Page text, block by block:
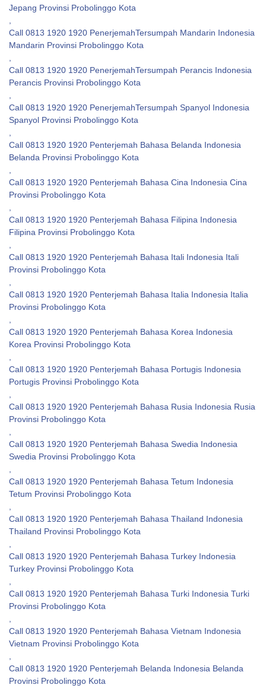
Jepang Provinsi Probolinggo Kota
,
Call 0813 1920 1920 PenerjemahTersumpah Mandarin Indonesia
Mandarin Provinsi Probolinggo Kota
,
Call 0813 1920 1920 PenerjemahTersumpah Perancis Indonesia
Perancis Provinsi Probolinggo Kota
,
Call 0813 1920 1920 PenerjemahTersumpah Spanyol Indonesia
Spanyol Provinsi Probolinggo Kota
,
Call 0813 1920 1920 Penterjemah Bahasa Belanda Indonesia
Belanda Provinsi Probolinggo Kota
,
Call 0813 1920 1920 Penterjemah Bahasa Cina Indonesia Cina
Provinsi Probolinggo Kota
,
Call 0813 1920 1920 Penterjemah Bahasa Filipina Indonesia
Filipina Provinsi Probolinggo Kota
,
Call 0813 1920 1920 Penterjemah Bahasa Itali Indonesia Itali
Provinsi Probolinggo Kota
,
Call 0813 1920 1920 Penterjemah Bahasa Italia Indonesia Italia
Provinsi Probolinggo Kota
,
Call 0813 1920 1920 Penterjemah Bahasa Korea Indonesia
Korea Provinsi Probolinggo Kota
,
Call 0813 1920 1920 Penterjemah Bahasa Portugis Indonesia
Portugis Provinsi Probolinggo Kota
,
Call 0813 1920 1920 Penterjemah Bahasa Rusia Indonesia Rusia
Provinsi Probolinggo Kota
,
Call 0813 1920 1920 Penterjemah Bahasa Swedia Indonesia
Swedia Provinsi Probolinggo Kota
,
Call 0813 1920 1920 Penterjemah Bahasa Tetum Indonesia
Tetum Provinsi Probolinggo Kota
,
Call 0813 1920 1920 Penterjemah Bahasa Thailand Indonesia
Thailand Provinsi Probolinggo Kota
,
Call 0813 1920 1920 Penterjemah Bahasa Turkey Indonesia
Turkey Provinsi Probolinggo Kota
,
Call 0813 1920 1920 Penterjemah Bahasa Turki Indonesia Turki
Provinsi Probolinggo Kota
,
Call 0813 1920 1920 Penterjemah Bahasa Vietnam Indonesia
Vietnam Provinsi Probolinggo Kota
,
Call 0813 1920 1920 Penterjemah Belanda Indonesia Belanda
Provinsi Probolinggo Kota